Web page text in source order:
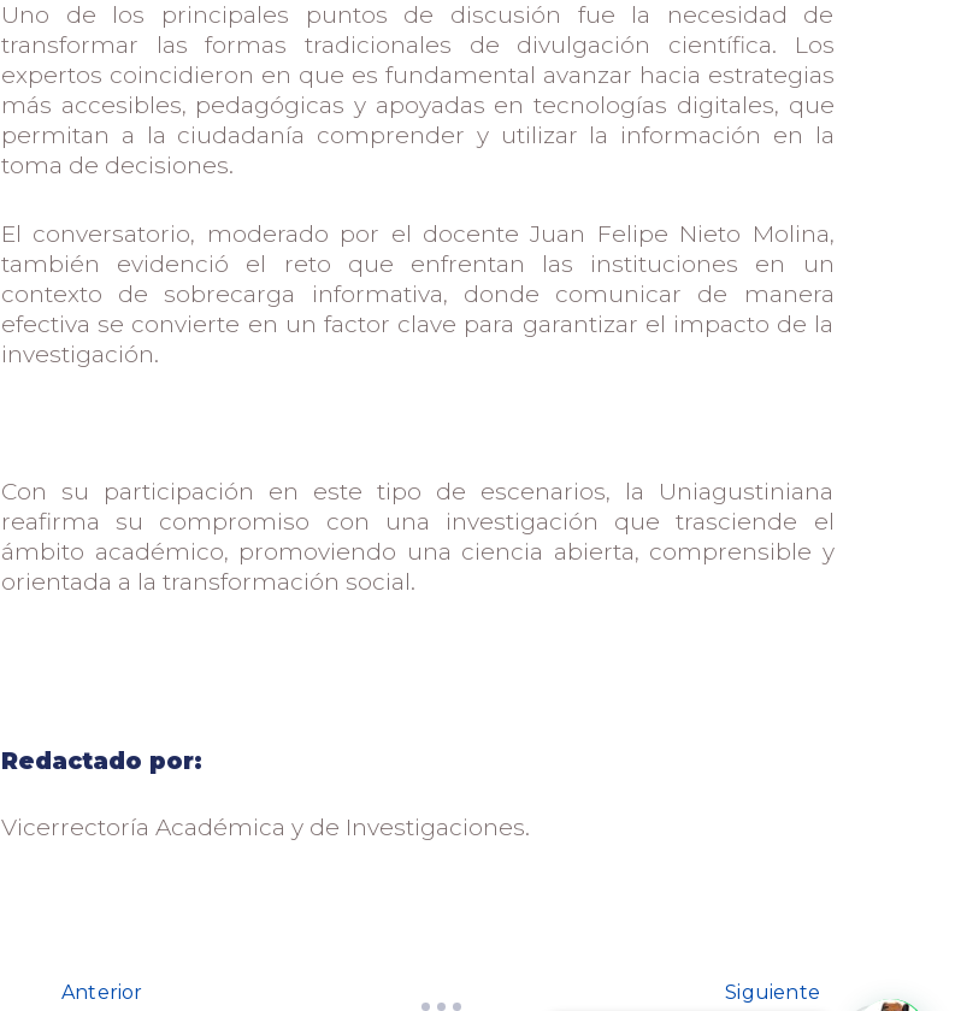
Uno de los principales puntos de discusión fue la necesidad de
transformar las formas tradicionales de divulgación científica. Los
expertos coincidieron en que es fundamental avanzar hacia estrategias
más accesibles, pedagógicas y apoyadas en tecnologías digitales, que
permitan a la ciudadanía comprender y utilizar la información en la
toma de decisiones.
El conversatorio, moderado por el docente Juan Felipe Nieto Molina,
también evidenció el reto que enfrentan las instituciones en un
contexto de sobrecarga informativa, donde comunicar de manera
efectiva se convierte en un factor clave para garantizar el impacto de la
investigación.
Con su participación en este tipo de escenarios, la Uniagustiniana
reafirma su compromiso con una investigación que trasciende el
ámbito académico, promoviendo una ciencia abierta, comprensible y
orientada a la transformación social.
Redactado por:
Vicerrectoría Académica y de Investigaciones.
Anterior Siguiente